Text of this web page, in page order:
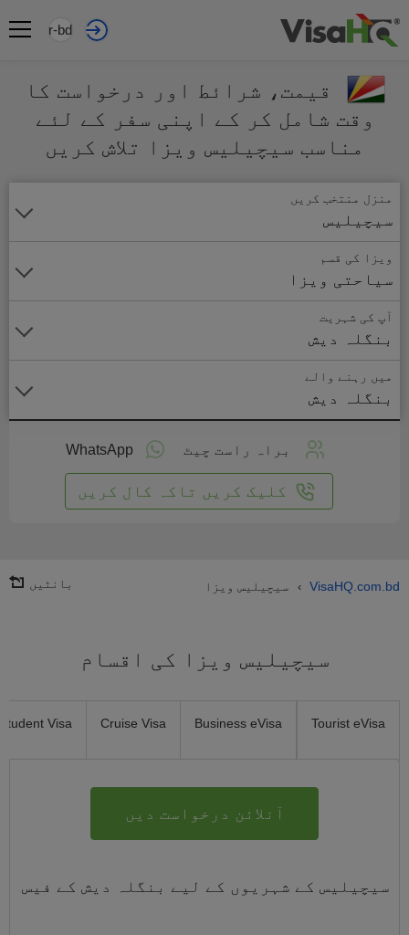
ur-bd
قیمت، شرائط اور درخواست کا
وقت شامل کر کے اپنی سفر کے لئے
مناسب سیچیلیس ویزا تلاش کریں
منزل منتخب کریں
سیچیلیس
ویزا کی قسم
سیاحتی ویزا
آپ کی شہریت
بنگلہ دیش
میں رہنے والے
بنگلہ دیش
براہ راست چیٹ WhatsApp
کلیک کریں تاکہ کال کریں
VisaHQ.com.bd
› سیچیلیس ویزا بانٹیں
سیچیلیس ویزا کی اقسام
Tourist eVisa
Business eVisa
Cruise Visa
Student Visa
آنلائن درخواست دیں
سیچیلیس کے شہریوں کے لیے بنگلہ دیش کے فیس